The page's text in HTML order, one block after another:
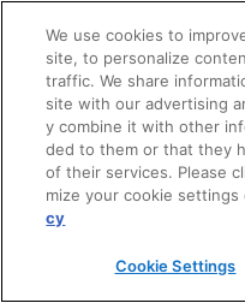
名古屋ショールーム
大阪ショールーム
広島ショールーム
高松ショールーム
福岡ショールーム
We use cookies to
site, to personalize
traffic. We share
site with our advertising
y combine it with other
ded to them or that they
of their services. Please
mize your cookie
cy
Cookie Settings